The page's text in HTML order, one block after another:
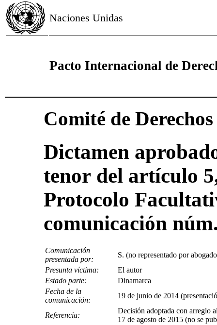
Naciones Unidas
Pacto Internacional de
Comité de
Dictamen
tenor del artículo
Protocolo
comunicación
Comunicación
presentada por:
S. (no representado por
Presunta víctima:
El autor
Estado parte:
Dinamarca
Fecha de la
comunicación:
19 de junio de 2014
Referencia:
Decisión adoptada con arreglo
17 de agosto de 2015 (no se